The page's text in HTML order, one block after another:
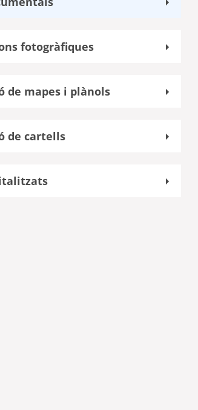
fotogràfiques
de mapes i plànols
de cartells